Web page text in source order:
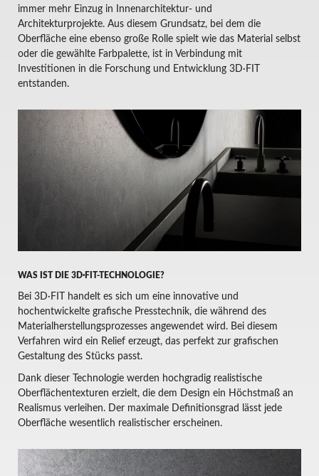
immer mehr Einzug in Innenarchitektur- und
Architekturprojekte. Aus diesem Grundsatz, bei dem die
Oberfläche eine ebenso große Rolle spielt wie das Material selbst
oder die gewählte Farbpalette, ist in Verbindung mit
Investitionen in die Forschung und Entwicklung 3D·FIT
entstanden.
WAS IST DIE 3D·FIT-TECHNOLOGIE?
Bei 3D·FIT handelt es sich um eine innovative und
hochentwickelte grafische Presstechnik, die während des
Materialherstellungsprozesses angewendet wird. Bei diesem
Verfahren wird ein Relief erzeugt, das perfekt zur grafischen
Gestaltung des Stücks passt.
Dank dieser Technologie werden hochgradig realistische
Oberflächentexturen erzielt, die dem Design ein Höchstmaß an
Realismus verleihen. Der maximale Definitionsgrad lässt jede
Oberfläche wesentlich realistischer erscheinen.